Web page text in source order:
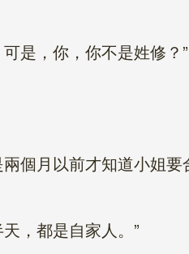
是，你，你不是姓修？”
月以前才知道小姐要
，都是自家人。”